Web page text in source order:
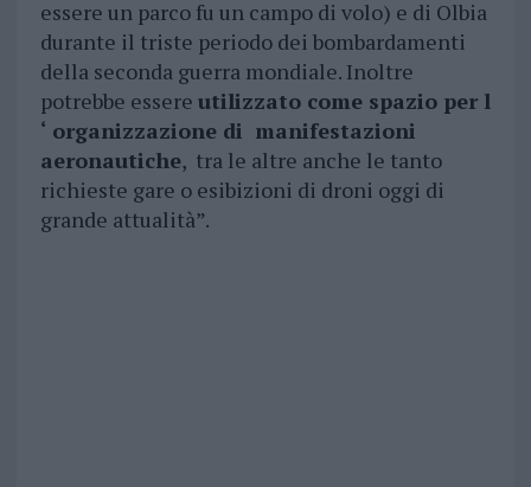
essere un parco fu un campo di volo) e di Olbia
durante il triste periodo dei bombardamenti
della seconda guerra mondiale. Inoltre
potrebbe essere utilizzato come spazio per l
‘ organizzazione di manifestazioni
aeronautiche, tra le altre anche le tanto
richieste gare o esibizioni di droni oggi di
grande attualità”.